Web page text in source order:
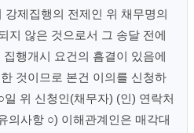
강제집행의 전제인 위 채무명의
지 않은 것으로서 그 송달 전에
행개시 요건의 흠결이 있음에
것이므로 본건 이의를 신청하
위 신청인(채무자) (인) 연락처
사항 ○) 이해관계인은 매각대